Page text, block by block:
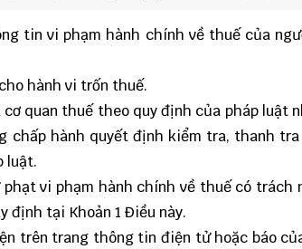
tin vi phạm hành chính về thuế của
hành vi trốn thuế.
quan thuế theo quy định của pháp luật
chấp hành quyết định kiểm tra, thanh tra
luật.
vi phạm hành chính về thuế có trách
định tại Khoản 1 Điều này.
trên trang thông tin điện tử hoặc báo